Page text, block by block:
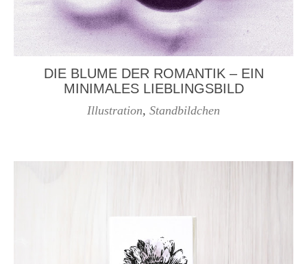
DIE BLUME DER ROMANTIK – EIN
MINIMALES LIEBLINGSBILD
Illustration, Standbildchen